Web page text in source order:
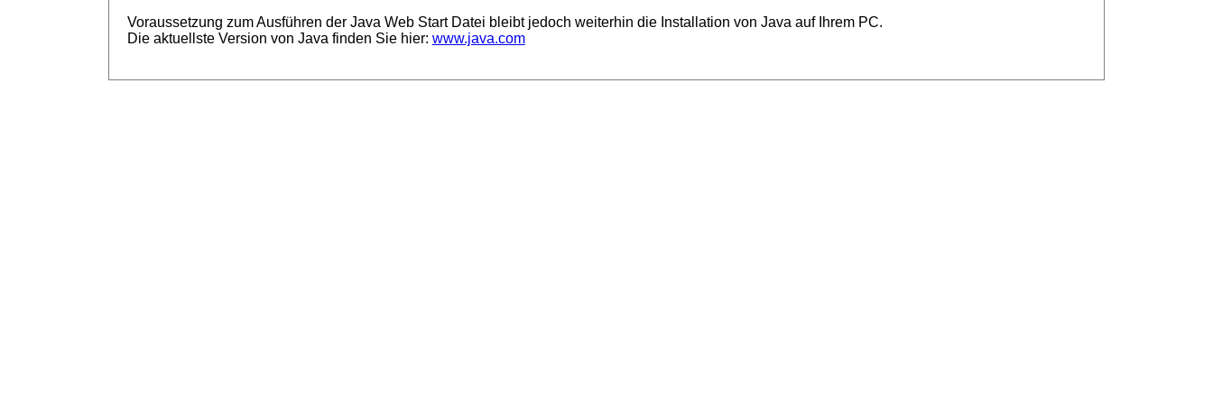
Voraussetzung zum Ausführen der Java Web Start Datei bleibt jedoch weiterhin die Installation von Java auf Ihrem PC.
Die aktuellste Version von Java finden Sie hier: www.java.com